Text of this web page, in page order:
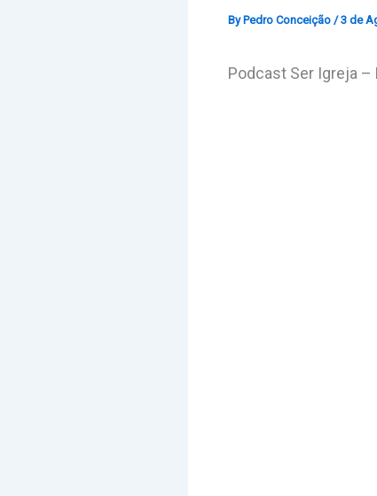
By Pedro Conceição /3 de
Podcast Ser Igreja –